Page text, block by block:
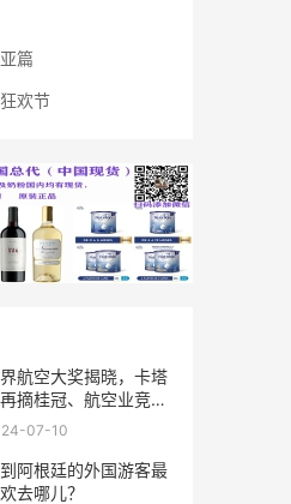
篇
欢节
航空大奖揭晓，卡塔
摘桂冠、航空业竞争
云涌
07-10
阿根廷的外国游客最
去哪儿？